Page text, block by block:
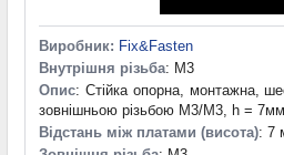
Виробник: Fix&Fasten
Внутрішня різьба: M3
Опис: Стійка опорна, монтажна,
зовнішньою різьбою M3/M3, h =
Відстань між платами (висота): 7